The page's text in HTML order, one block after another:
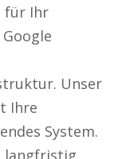
für Ihr
Unser
Ihre
System.
langfristig